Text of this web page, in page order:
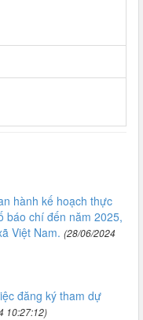
hành kế hoạch thực
báo chí đến năm 2025,
Việt Nam. (28/06/2024
đăng ký tham dự
10:27:12)